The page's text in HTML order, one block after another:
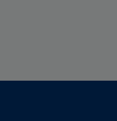
Secondary